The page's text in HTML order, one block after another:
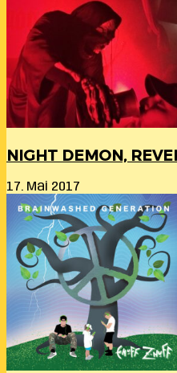
NIGHT DEMON,
17. Mai 2017